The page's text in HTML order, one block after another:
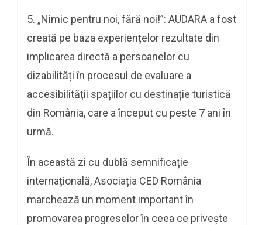
5. „Nimic pentru noi, fără noi!”: AUDARA a fost
creată pe baza experiențelor rezultate din
implicarea directă a persoanelor cu
dizabilități în procesul de evaluare a
accesibilității spațiilor cu destinație turistică
din România, care a început cu peste 7 ani în
urmă.
În această zi cu dublă semnificație
internațională, Asociația CED România
marchează un moment important în
promovarea progreselor în ceea ce privește